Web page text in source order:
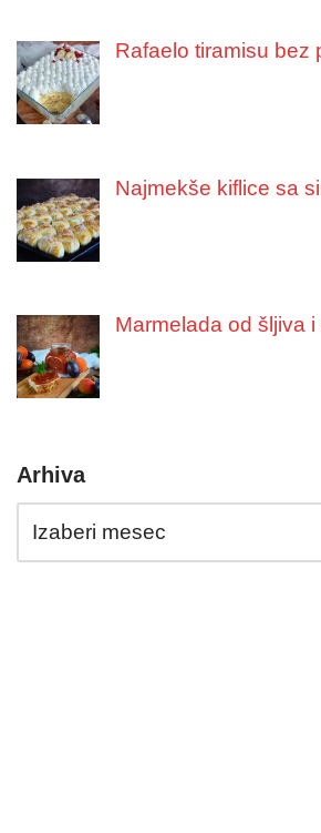
Rafaelo tiramisu bez
Najmekše kiflice sa
Marmelada od šljiva i
Arhiva